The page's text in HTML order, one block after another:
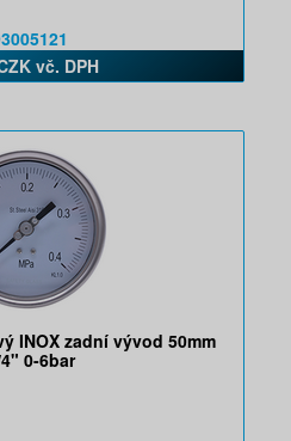
vč. DPH
INOX zadní vývod 50mm
0-6bar